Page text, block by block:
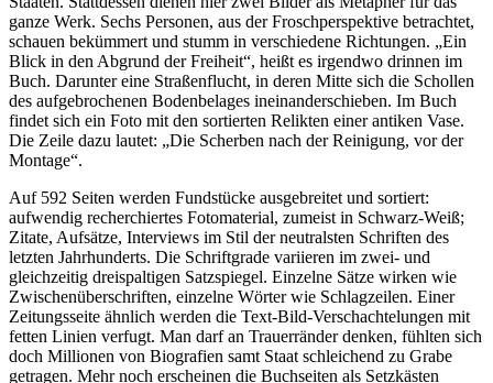
ganze Werk. Sechs Personen, aus der Froschperspektive betrachtet,
schauen bekümmert und stumm in verschiedene Richtungen. „Ein
Blick in den Abgrund der Freiheit“, heißt es irgendwo drinnen im
Buch. Darunter eine Straßenflucht, in deren Mitte sich die Schollen
des aufgebrochenen Bodenbelages ineinanderschieben. Im Buch
findet sich ein Foto mit den sortierten Relikten einer antiken Vase.
Die Zeile dazu lautet: „Die Scherben nach der Reinigung, vor der
Montage“.
Auf 592 Seiten werden Fundstücke ausgebreitet und sortiert:
aufwendig recherchiertes Fotomaterial, zumeist in Schwarz-Weiß;
Zitate, Aufsätze, Interviews im Stil der neutralsten Schriften des
letzten Jahrhunderts. Die Schriftgrade variieren im zwei- und
gleichzeitig dreispaltigen Satzspiegel. Einzelne Sätze wirken wie
Zwischenüberschriften, einzelne Wörter wie Schlagzeilen. Einer
Zeitungsseite ähnlich werden die Text-Bild-Verschachtelungen mit
fetten Linien verfugt. Man darf an Trauerränder denken, fühlten sich
doch Millionen von Biografien samt Staat schleichend zu Grabe
getragen. Mehr noch erscheinen die Buchseiten als Setzkästen